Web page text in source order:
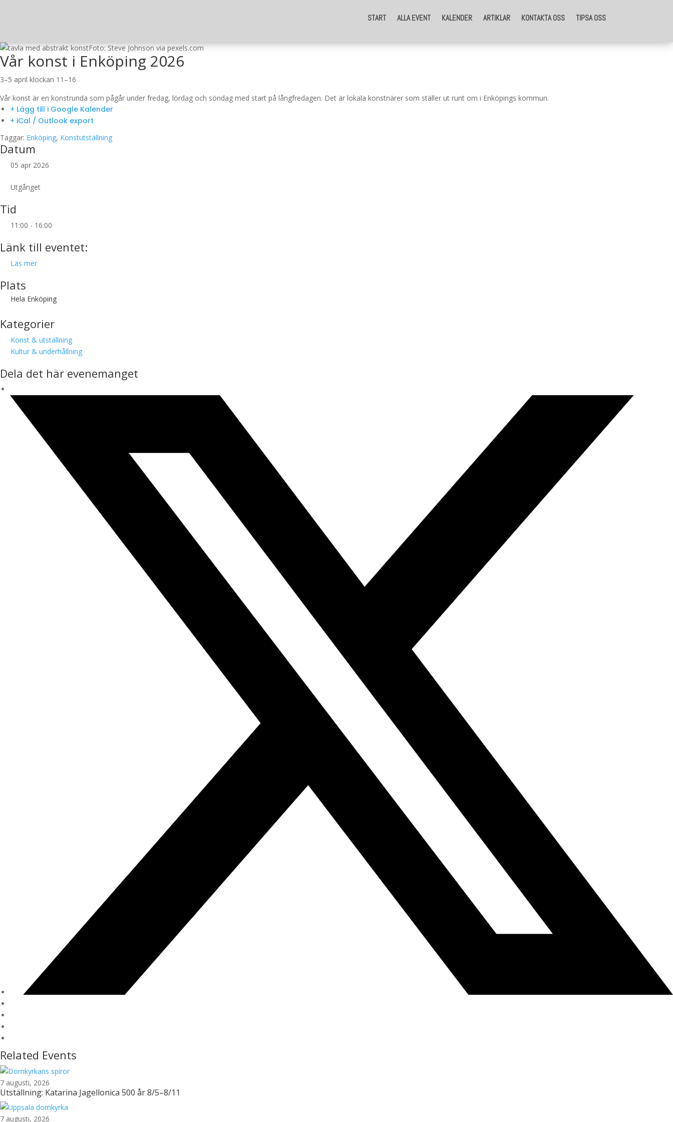
START ALLA EVENT KALENDER ARTIKLAR KONTAKTA OSS TIPSA OSS
Foto: Steve Johnson via pexels.com
Vår konst i Enköping 2026
3–5 april klockan 11–16
Vår konst är en konstrunda som pågår under fredag, lördag och söndag med start på långfredagen. Det är lokala konstnärer som ställer ut runt om i Enköpings kommun.
+ Lägg till i Google Kalender
+ iCal / Outlook export
Taggar: Enköping, Konstutställning
Datum
05 apr 2026
Utgånget
Tid
11:00 - 16:00
Länk till eventet:
Läs mer
Plats
Hela Enköping
Kategorier
Konst & utställning
Kultur & underhållning
Dela det här evenemanget
Related Events
7 augusti, 2026
Utställning: Katarina Jagellonica 500 år 8/5–8/11
7 augusti, 2026